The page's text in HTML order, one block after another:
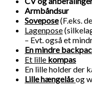
Armbåndsur
Sovepose(F.eks.
Lagenpose
– Evt. også et
En mindre
Et lille kompas
En lille holder der
Lille hængelåsog